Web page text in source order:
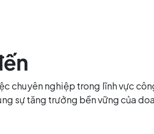
chuyên nghiệp trong lĩnh vực
sự tăng trưởng bền vững của